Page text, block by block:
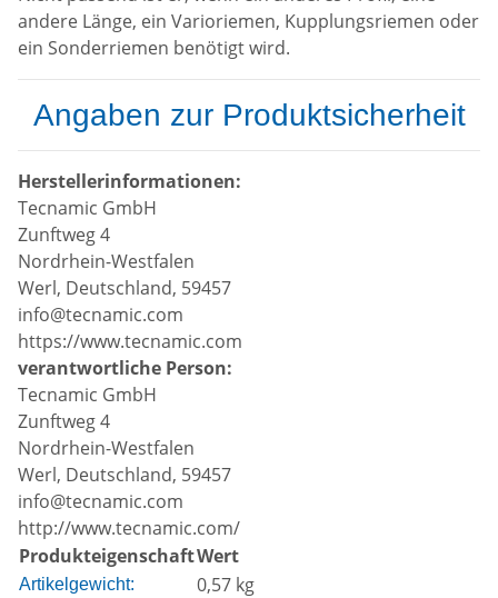
andere Länge, ein Varioriemen, Kupplungsriemen oder
ein Sonderriemen benötigt wird.
Angaben zur Produktsicherheit
Herstellerinformationen:
Tecnamic GmbH
Zunftweg 4
Nordrhein-Westfalen
Werl, Deutschland, 59457
info@tecnamic.com
https://www.tecnamic.com
verantwortliche Person:
Tecnamic GmbH
Zunftweg 4
Nordrhein-Westfalen
Werl, Deutschland, 59457
info@tecnamic.com
http://www.tecnamic.com/
ProdukteigenschaftWert
Artikelgewicht: 0,57 kg